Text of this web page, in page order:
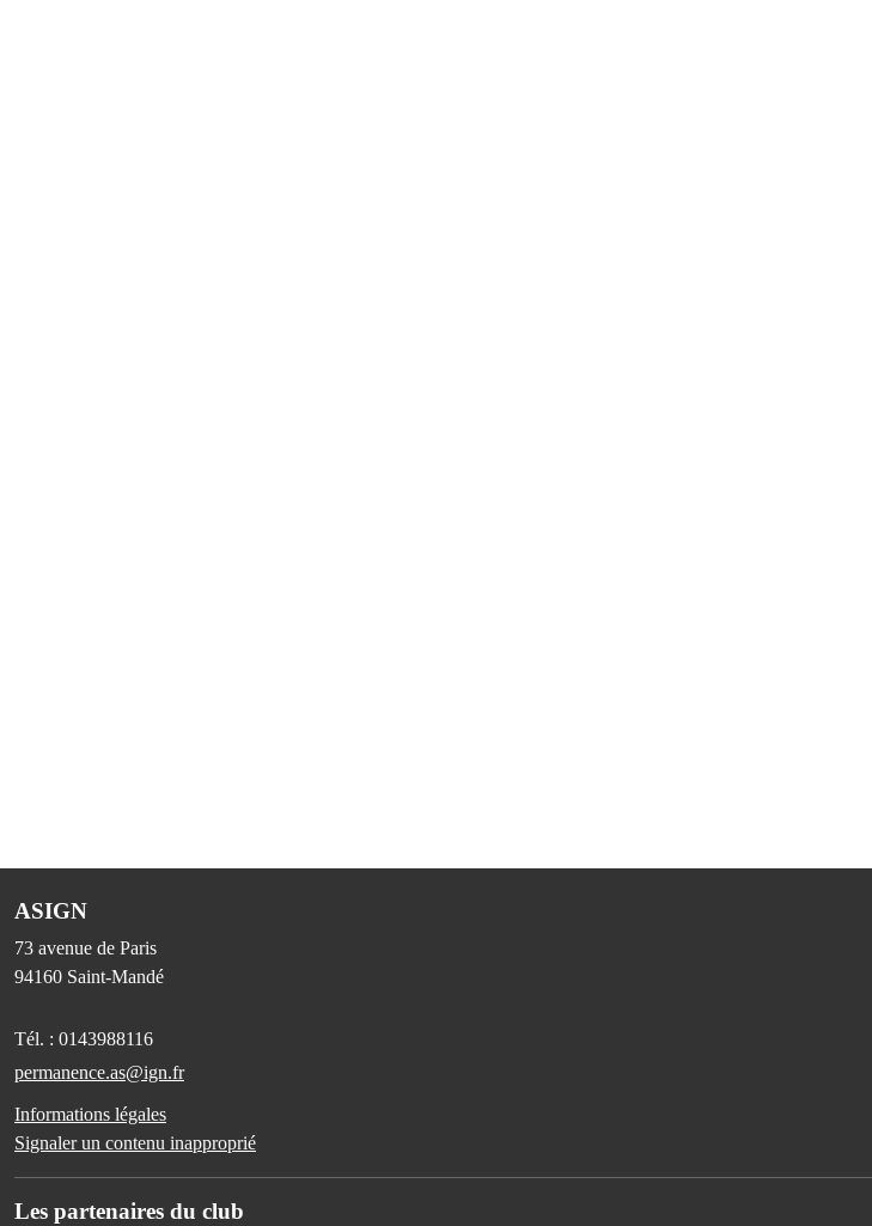
ASIGN
73 avenue de Paris
94160 Saint-Mandé
Tél. : 0143988116
permanence.as@ign.fr
Informations légales
Signaler un contenu inapproprié
Les partenaires du club